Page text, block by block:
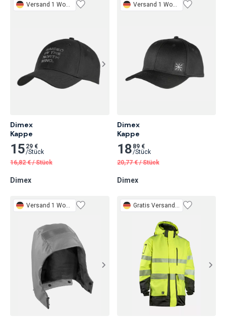
Versand 1 Woche
Dimex
Kappe
15 29 €
/Stück
16,82 € /Stück
Dimex
Versand 1 Woche
Dimex
Kappe
18 89 €
/Stück
20,77 € /Stück
Dimex
Versand 1 Woche Gratis Versand 1 Woche